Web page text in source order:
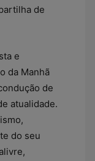
de
e
da Manhã
de
atualidade.
do seu